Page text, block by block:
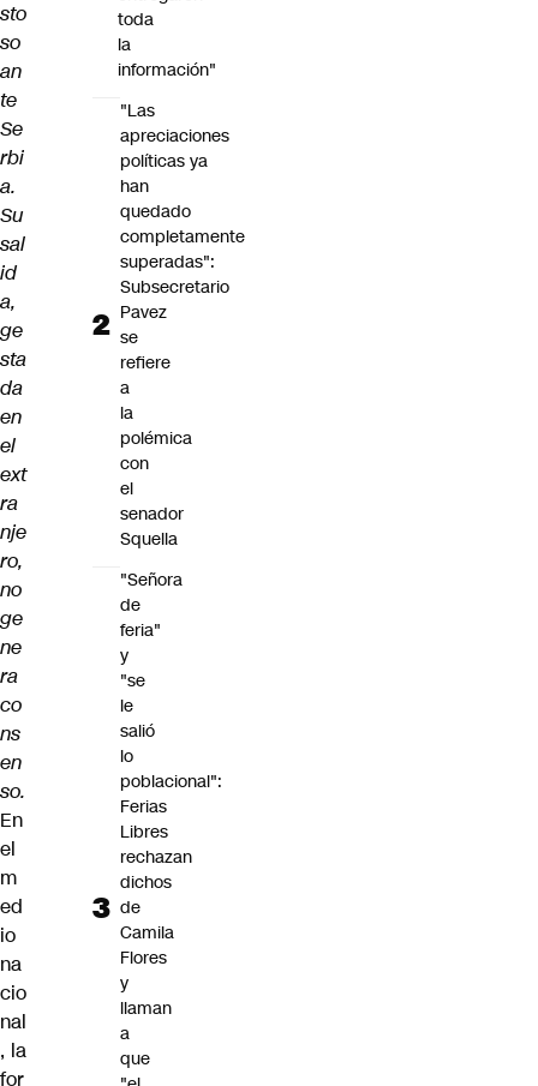
sto
so
an
te
Se
rbi
a.
Su
sal
id
a,
ge
sta
da
en
el
ext
ra
nje
ro,
no
ge
ne
ra
co
ns
en
so.
En
el
m
ed
io
na
cio
nal
, la
for
toda
la
información"
"Las
apreciaciones
políticas ya
han
quedado
completamente
superadas":
Subsecretario
Pavez
se
refiere
a
la
polémica
con
el
senador
Squella
"Señora
de
feria"
y
"se
le
salió
lo
poblacional":
Ferias
Libres
rechazan
dichos
de
Camila
Flores
y
llaman
a
que